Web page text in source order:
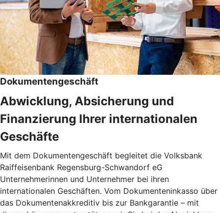
Dokumentengeschäft
Abwicklung, Absicherung und
Finanzierung Ihrer internationalen
Geschäfte
Mit dem Dokumentengeschäft begleitet die Volksbank
Raiffeisenbank Regensburg-Schwandorf eG
Unternehmerinnen und Unternehmer bei ihren
internationalen Geschäften. Vom Dokumenteninkasso über
das Dokumentenakkreditiv bis zur Bankgarantie – mit